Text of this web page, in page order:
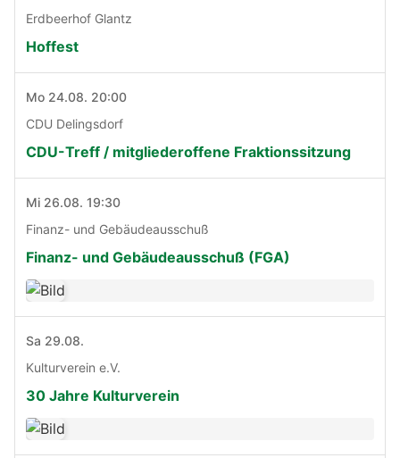
Erdbeerhof Glantz
Hoffest
Mo 24.08. 20:00
CDU Delingsdorf
CDU-Treff / mitgliederoffene Fraktionssitzung
Mi 26.08. 19:30
Finanz- und Gebäudeausschuß
Finanz- und Gebäudeausschuß (FGA)
Sa 29.08.
Kulturverein e.V.
30 Jahre Kulturverein